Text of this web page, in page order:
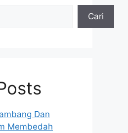
Cari
Dan
Membedah